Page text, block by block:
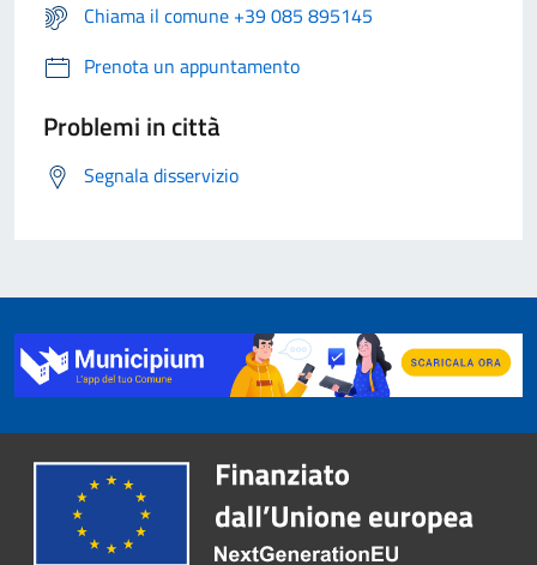
Chiama il comune +39 085 895145
Prenota un appuntamento
Problemi in città
Segnala disservizio